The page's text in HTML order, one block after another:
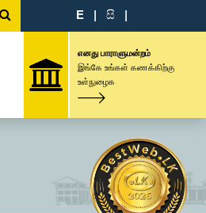
E | සි |
எனது பாராளுமன்றம்
இங்கே உங்கள் கணக்கிற்கு
உள்நுழைக